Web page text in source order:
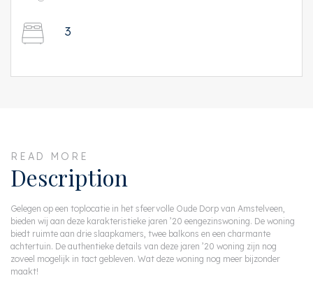
3
READ MORE
Description
Gelegen op een toplocatie in het sfeervolle Oude Dorp van Amstelveen,
bieden wij aan deze karakteristieke jaren ’20 eengezinswoning. De woning
biedt ruimte aan drie slaapkamers, twee balkons en een charmante
achtertuin. De authentieke details van deze jaren ’20 woning zijn nog
zoveel mogelijk in tact gebleven. Wat deze woning nog meer bijzonder
maakt!